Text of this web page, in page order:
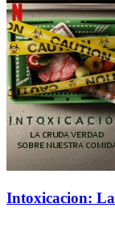
Intoxicacion: